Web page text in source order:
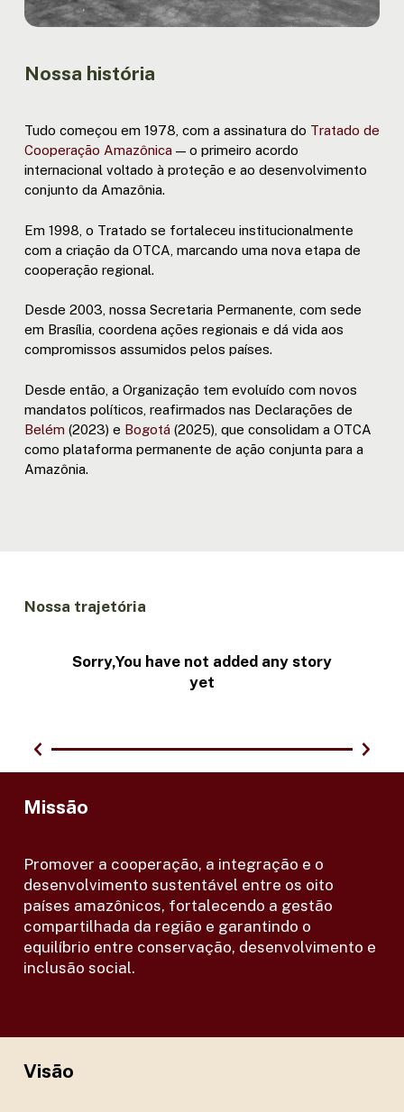
Nossa história
Tudo começou em 1978, com a assinatura do Tratado de
Cooperação Amazônica — o primeiro acordo
internacional voltado à proteção e ao desenvolvimento
conjunto da Amazônia.
Em 1998, o Tratado se fortaleceu institucionalmente
com a criação da OTCA, marcando uma nova etapa de
cooperação regional.
Desde 2003, nossa Secretaria Permanente, com sede
em Brasília, coordena ações regionais e dá vida aos
compromissos assumidos pelos países.
Desde então, a Organização tem evoluído com novos
mandatos políticos, reafirmados nas Declarações de
Belém (2023) e Bogotá (2025), que consolidam a OTCA
como plataforma permanente de ação conjunta para a
Amazônia.
Nossa trajetória
Sorry,You have not added any story
yet
Missão
Promover a cooperação, a integração e o
desenvolvimento sustentável entre os oito
países amazônicos, fortalecendo a gestão
compartilhada da região e garantindo o
equilíbrio entre conservação, desenvolvimento e
inclusão social.
Visão